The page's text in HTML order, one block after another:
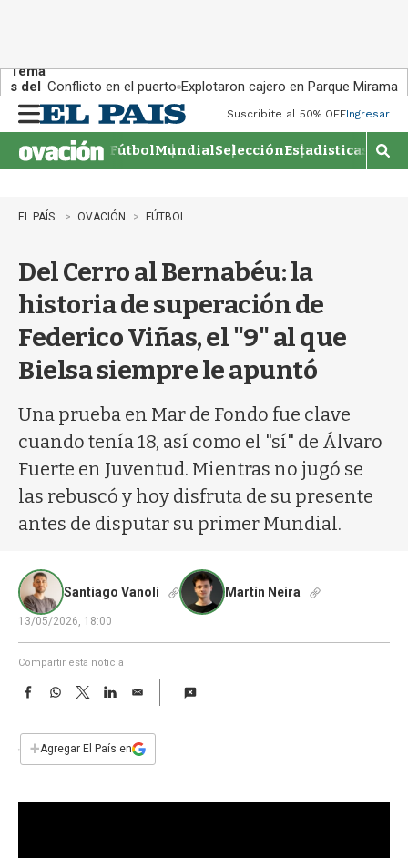
Tema
s del
día:
Conflicto en el puerto Explotaron cajero en Parque Miramar
n
u
Suscribite al 50% OFFIngresar
FútbolMundialSelecciónEstadisticas
M
o
EL PAÍS OVACIÓN FÚTBOL
Del Cerro al Bernabéu: la
historia de superación de
Federico Viñas, el "9" al que
Bielsa siempre le apuntó
Una prueba en Mar de Fondo fue clave
cuando tenía 18, así como el "sí" de Álvaro
Fuerte en Juventud. Mientras no jugó se
las rebuscó y hoy disfruta de su presente
antes de disputar su primer Mundial.
Santiago Vanoli Martín Neira
13/05/2026, 18:00
Compartir esta noticia
F
e
b
W
s
T
w
t
L
E
i
l
+Agregar El País en